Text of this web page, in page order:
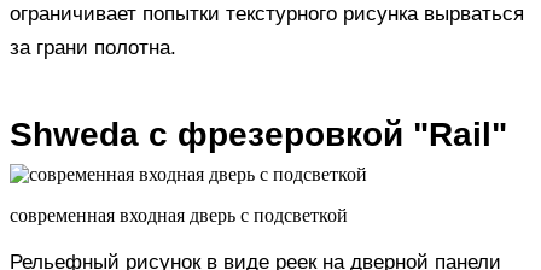
ограничивает попытки текстурного рисунка вырваться
за грани полотна.
Shweda с фрезеровкой "Rail"
современная входная дверь с подсветкой
Рельефный рисунок в виде реек на дверной панели